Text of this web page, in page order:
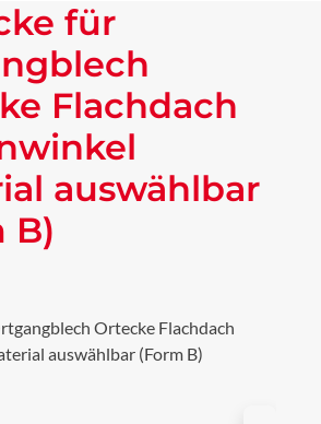
für
Flachdach
auswählbar
B)